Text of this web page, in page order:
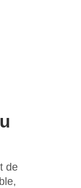
de